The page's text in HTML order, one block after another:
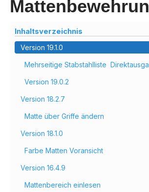
Inhaltsverzeichnis
Version 19.1.0
Mehrseitige Stabstahlliste
Version 19.0.2
Version 18.2.7
Matte über Griffe ändern
Version 18.1.0
Farbe Matten Voransicht
Version 16.4.9
Mattenbereich einlesen